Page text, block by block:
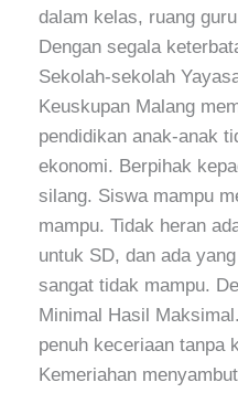
dalam kelas, ruang
Dengan segala
Sekolah-sekolah
Keuskupan Malang
pendidikan anak-anak
ekonomi. Berpihak
silang. Siswa mampu
mampu. Tidak heran
untuk SD, dan ada
sangat tidak mampu.
Minimal Hasil
penuh keceriaan tanpa
Kemeriahan